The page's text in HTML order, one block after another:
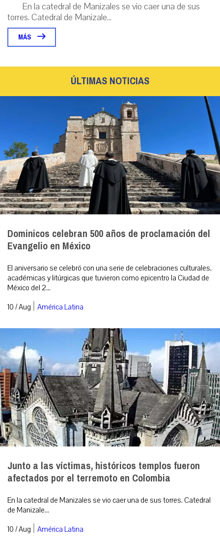
En la catedral de Manizales se vio caer una de sus
torres. Catedral de Manizale...
MÁS
ÚLTIMAS NOTICIAS
Dominicos celebran 500 años de proclamación del
Evangelio en México
El aniversario se celebró con una serie de celebraciones culturales,
académicas y litúrgicas que tuvieron como epicentro la Ciudad de
México del 2...
10 / Aug | América Latina
Junto a las víctimas, históricos templos fueron
afectados por el terremoto en Colombia
En la catedral de Manizales se vio caer una de sus torres. Catedral
de Manizale...
10 / Aug | América Latina